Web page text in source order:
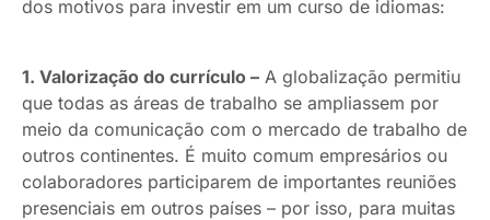
dos motivos para investir em um curso de idiomas:
1. Valorização do currículo – A globalização permitiu
que todas as áreas de trabalho se ampliassem por
meio da comunicação com o mercado de trabalho de
outros continentes. É muito comum empresários ou
colaboradores participarem de importantes reuniões
presenciais em outros países – por isso, para muitas